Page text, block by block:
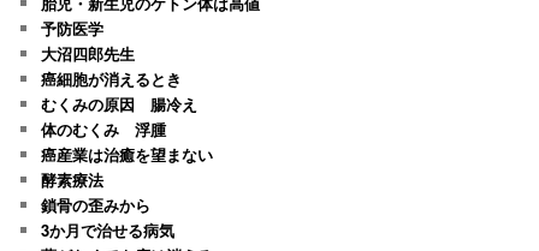
予防医学
大沼四郎先生
癌細胞が消えるとき
むくみの原因 腸冷え
体のむくみ 浮腫
癌産業は治癒を望まない
酵素療法
鎖骨の歪みから
3か月で治せる病気